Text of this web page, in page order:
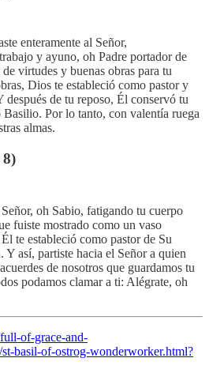
enteramente al Señor,
y ayuno, oh Padre portador de
virtudes y buenas obras para tu
Dios te estableció como pastor y
después de tu reposo, Él conservó tu
Por lo tanto, con valentía ruega
almas.
oh Sabio, fatigando tu cuerpo
fuiste mostrado como un vaso
te estableció como pastor de Su
Y así, partiste hacia el Señor a quien
de nosotros que guardamos tu
podamos clamar a ti: Alégrate, oh
of-grace-and-
basil-of-ostrog-wonderworker.html?